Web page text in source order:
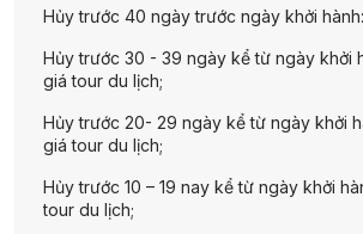
Hủy trước 40 ngày trước ngày khởi
Hủy trước 30 - 39 ngày kể từ ngày khởi
giá tour du lịch;
Hủy trước 20- 29 ngày kể từ ngày khởi
giá tour du lịch;
Hủy trước 10 – 19 nay kể từ ngày khởi
tour du lịch;